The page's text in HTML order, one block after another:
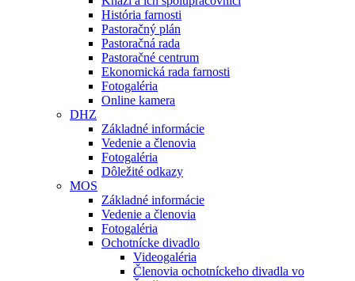
História farnosti
Pastoračný plán
Pastoračná rada
Pastoračné centrum
Ekonomická rada farnosti
Fotogaléria
Online kamera
DHZ
Základné informácie
Vedenie a členovia
Fotogaléria
Dôležité odkazy
MOS
Základné informácie
Vedenie a členovia
Fotogaléria
Ochotnícke divadlo
Videogaléria
Členovia ochotníckeho divadla vo